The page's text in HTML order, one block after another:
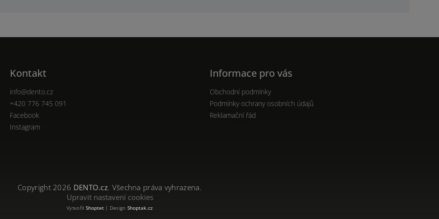
Kontakt
info@dento.cz
+420 776 745 091
Facebook
Instagram
Informace pro vás
Obchodní podmínky
Podmínky ochrany osobních údajů
Reklamační řád
Copyright 2026 DENTO.cz. Všechna práva vyhrazena.
Upravit nastavení cookies
Vytvořil Shoptet| Design Shoptak.cz